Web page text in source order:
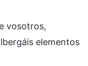
vosotros,
elementos